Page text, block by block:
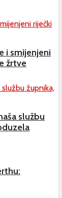
i smijenjeni
žrtve
službu